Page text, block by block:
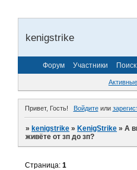
kenigstrike
Форум Участники Поиск
Привет, Гость! Войдитеили
»kenigstrike »KenigStrike »А
живёте от зп до зп?
Страница:1